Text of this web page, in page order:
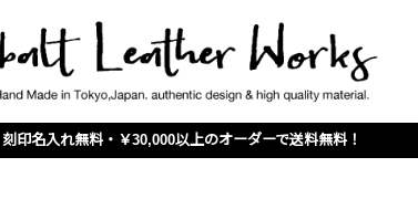
名入れ無料・￥30,000以上のオーダーで送料無料！